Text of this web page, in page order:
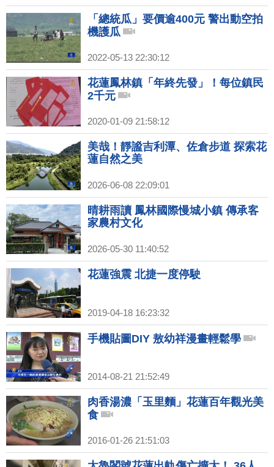
「總統瓜」要價逾400元 警出動空拍
機護瓜
2022-05-13 22:30:12
花蓮鳳林鎮「年終先發」！每位鎮民
2千元
2020-01-09 21:58:12
美哉！靜謐吉利潭、佐倉步道 探索花
蓮自然之美
2026-06-08 22:09:01
晴耕雨讀 鳳林國際慢城小鎮 傳承客
家農村文化
2026-05-30 11:40:52
花蓮強震 北捷一度停駛
2019-04-18 16:23:32
手機貼圖DIY 敖幼祥漫畫輕鬆學
2014-08-21 21:52:49
肉香湯濃「玉里麵」花蓮百年觀光美
食
2016-01-26 21:51:03